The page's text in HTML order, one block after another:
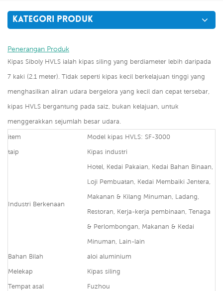
KATEGORI PRODUK
Penerangan Produk
Kipas Siboly HVLS ialah kipas siling yang berdiameter lebih daripada
7 kaki (2.1 meter). Tidak seperti kipas kecil berkelajuan tinggi yang
menghasilkan aliran udara bergelora yang kecil dan cepat tersebar,
kipas HVLS bergantung pada saiz, bukan kelajuan, untuk
menggerakkan sejumlah besar udara.
item
Model kipas HVLS: SF-3000
taip
Kipas industri
Industri Berkenaan
Hotel, Kedai Pakaian, Kedai Bahan Binaan,
Loji Pembuatan, Kedai Membaiki Jentera,
Makanan & Kilang Minuman, Ladang,
Restoran, Kerja-kerja pembinaan, Tenaga
& Perlombongan, Makanan & Kedai
Minuman, Lain-lain
Bahan Bilah
aloi aluminium
Melekap
Kipas siling
Tempat asal
Fuzhou